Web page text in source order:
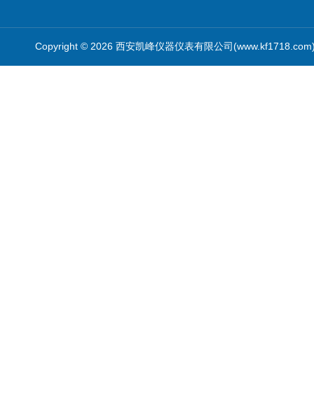
Copyright © 2026 西安凯峰仪器仪表有限公司